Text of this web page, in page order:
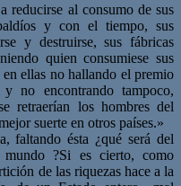
reducirse al consumo de sus
y con el tiempo, sus
y destruirse, sus fábricas
quien consumiese sus
ellas no hallando el premio
no encontrando tampoco,
retraerían los hombres del
suerte en otros países.»
faltando ésta ¿qué será del
?Si es cierto, como
de las riquezas hace a la